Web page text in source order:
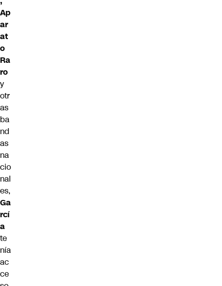
Ap
ar
at
o
Ra
ro
y
otr
as
ba
nd
as
na
cio
nal
es,
Ga
rcí
a
te
nía
ac
ce